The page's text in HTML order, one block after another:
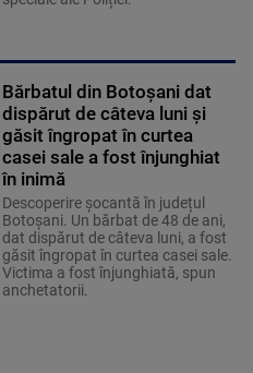
Bărbatul din Botoșani dat
dispărut de câteva luni și
găsit îngropat în curtea
casei sale a fost înjunghiat
în inimă
Descoperire șocantă în județul
Botoșani. Un bărbat de 48 de ani,
dat dispărut de câteva luni, a fost
găsit îngropat în curtea casei sale.
Victima a fost înjunghiată, spun
anchetatorii.